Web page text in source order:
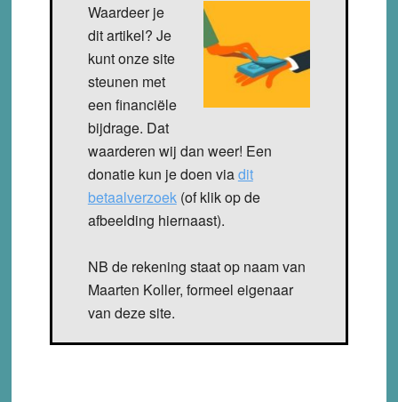
Waardeer je
dit artikel? Je
kunt onze site
steunen met
een financiële
bijdrage. Dat
waarderen wij dan weer! Een
donatie kun je doen viadit
betaalverzoek(of klik op de
afbeelding hiernaast).
NB de rekening staat op naam van
Maarten Koller, formeel eigenaar
van deze site.